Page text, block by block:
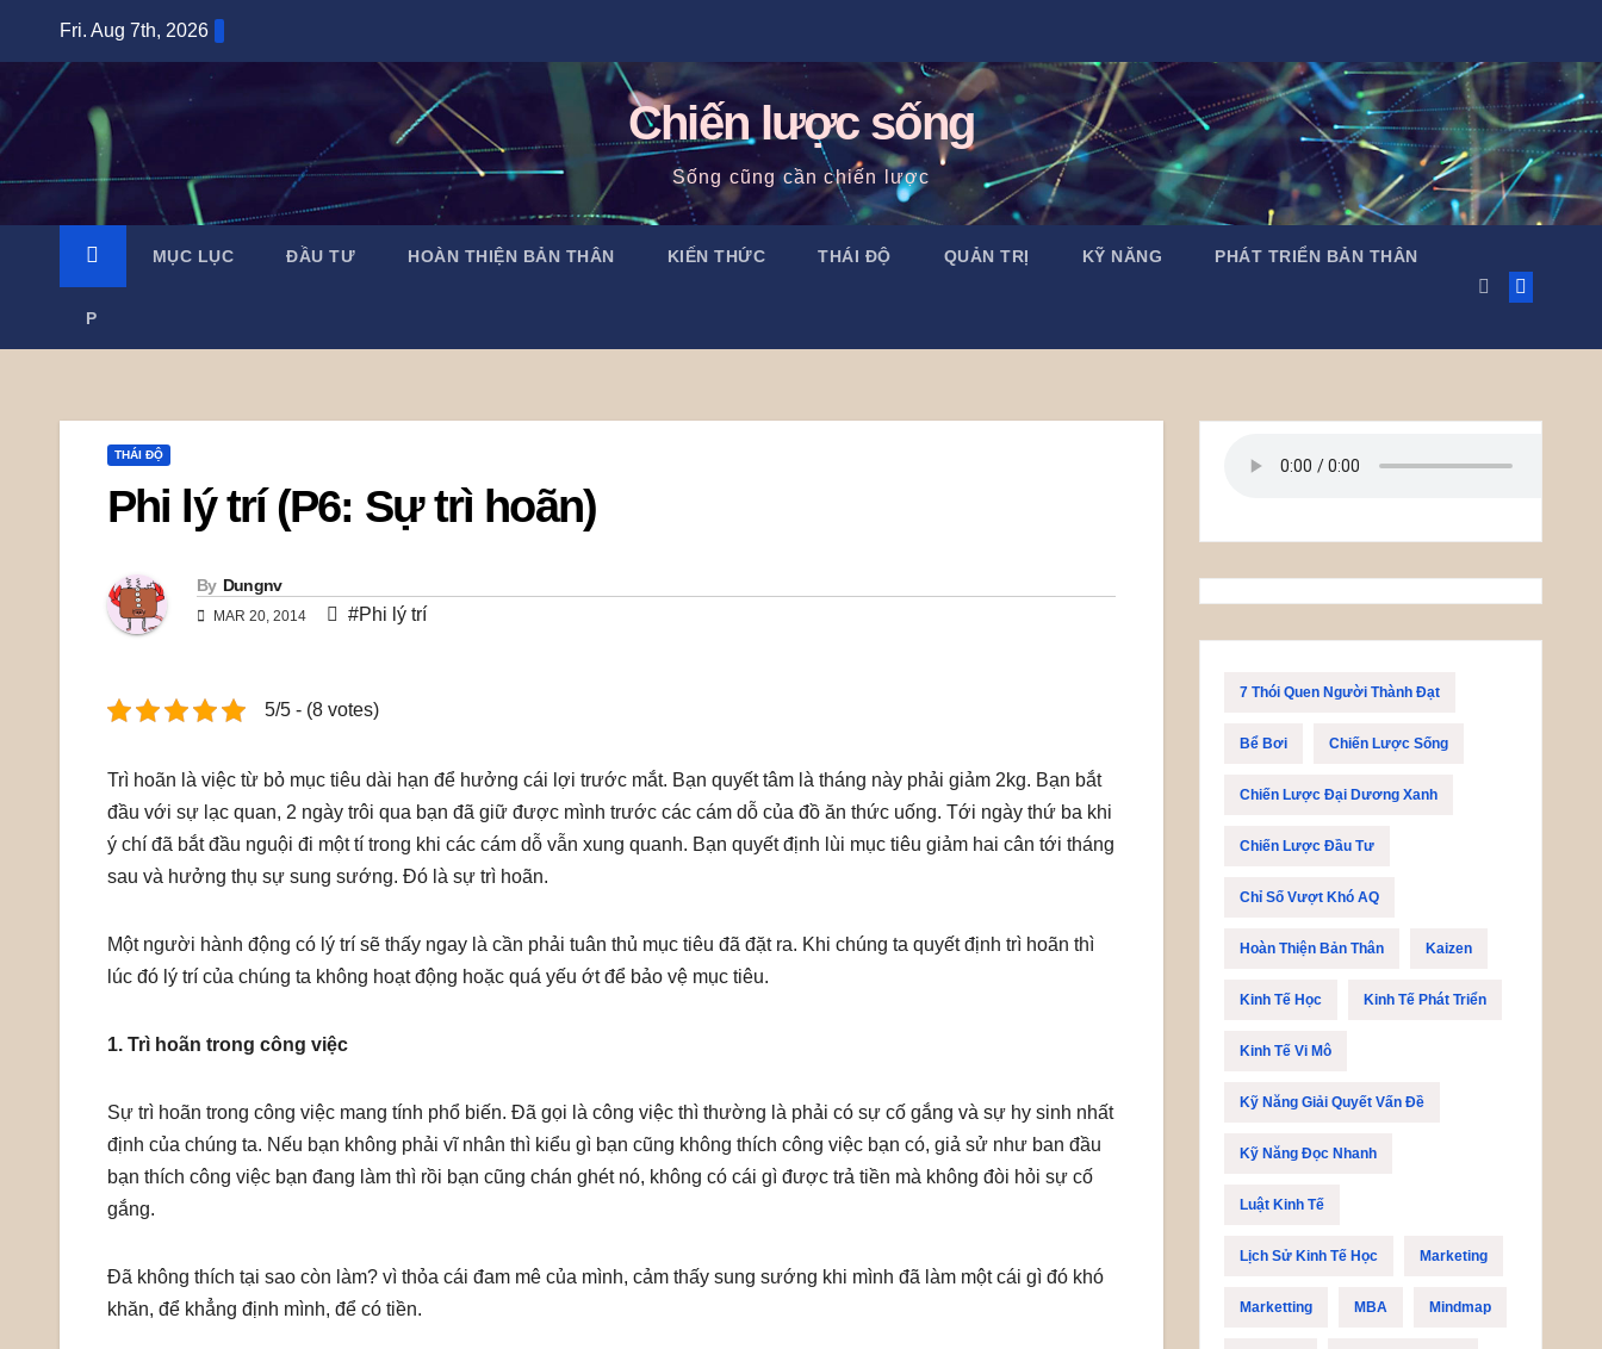
content
Fri. Aug 7th, 2026
Chiến lược sống
Sống cũng cần chiến lược
MỤC LỤC ĐẦU TƯ HOÀN THIỆN BẢN THÂN KIẾN THỨC THÁI ĐỘ QUẢN TRỊ KỸ NĂNG PHÁT TRIỂN BẢN THÂN
P
THÁI ĐỘ
Phi lý trí (P6: Sự trì hoãn)
By Dungnv
MAR 20, 2014 #Phi lý trí
5/5 - (8 votes)
Trì hoãn là việc từ bỏ mục tiêu dài hạn để hưởng cái lợi trước mắt. Bạn quyết tâm là tháng này phải giảm 2kg. Bạn bắt
đầu với sự lạc quan, 2 ngày trôi qua bạn đã giữ được mình trước các cám dỗ của đồ ăn thức uống. Tới ngày thứ ba khi
ý chí đã bắt đầu nguội đi một tí trong khi các cám dỗ vẫn xung quanh. Bạn quyết định lùi mục tiêu giảm hai cân tới tháng
sau và hưởng thụ sự sung sướng. Đó là sự trì hoãn.
Một người hành động có lý trí sẽ thấy ngay là cần phải tuân thủ mục tiêu đã đặt ra. Khi chúng ta quyết định trì hoãn thì
lúc đó lý trí của chúng ta không hoạt động hoặc quá yếu ớt để bảo vệ mục tiêu.
1. Trì hoãn trong công việc
Sự trì hoãn trong công việc mang tính phổ biến. Đã gọi là công việc thì thường là phải có sự cố gắng và sự hy sinh nhất
định của chúng ta. Nếu bạn không phải vĩ nhân thì kiểu gì bạn cũng không thích công việc bạn có, giả sử như ban đầu
bạn thích công việc bạn đang làm thì rồi bạn cũng chán ghét nó, không có cái gì được trả tiền mà không đòi hỏi sự cố
gắng.
Đã không thích tại sao còn làm? vì thỏa cái đam mê của mình, cảm thấy sung sướng khi mình đã làm một cái gì đó khó
khăn, để khẳng định mình, để có tiền.
7 Thói Quen Người Thành Đạt
Bể Bơi Chiến Lược Sống
Chiến Lược Đại Dương Xanh
Chiến Lược Đầu Tư
Chỉ Số Vượt Khó AQ
Hoàn Thiện Bản Thân Kaizen
Kinh Tế Học Kinh Tế Phát Triển
Kinh Tế Vi Mô
Kỹ Năng Giải Quyết Vấn Đề
Kỹ Năng Đọc Nhanh
Luật Kinh Tế
Lịch Sử Kinh Tế Học Marketing
Marketting MBA Mindmap